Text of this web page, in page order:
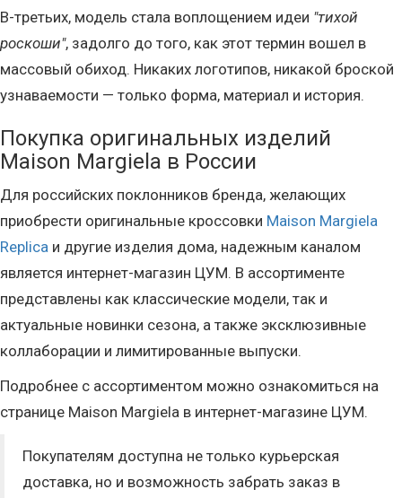
В-третьих, модель стала воплощением идеи "тихой
роскоши", задолго до того, как этот термин вошел в
массовый обиход. Никаких логотипов, никакой броской
узнаваемости — только форма, материал и история.
Покупка оригинальных изделий
Maison Margiela в России
Для российских поклонников бренда, желающих
приобрести оригинальные кроссовки Maison Margiela
Replica и другие изделия дома, надежным каналом
является интернет-магазин ЦУМ. В ассортименте
представлены как классические модели, так и
актуальные новинки сезона, а также эксклюзивные
коллаборации и лимитированные выпуски.
Подробнее с ассортиментом можно ознакомиться на
странице Maison Margiela в интернет-магазине ЦУМ.
Покупателям доступна не только курьерская
доставка, но и возможность забрать заказ в